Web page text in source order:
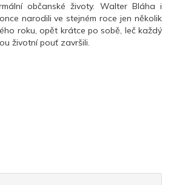
občanské životy. Walter Bláha i
narodili ve stejném roce jen několik
roku, opět krátce po sobě, leč každý
životní pouť završili.